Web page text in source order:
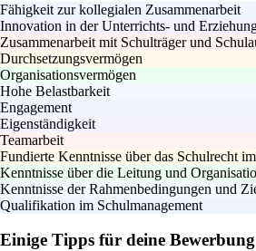
Fähigkeit zur kollegialen Zusammenarbeit
Innovation in der Unterrichts- und
Zusammenarbeit mit Schulträger und
Durchsetzungsvermögen
Organisationsvermögen
Hohe Belastbarkeit
Engagement
Eigenständigkeit
Teamarbeit
Fundierte Kenntnisse über das Schulrecht
Kenntnisse über die Leitung und
Kenntnisse der Rahmenbedingungen und
Qualifikation im Schulmanagement
Einige Tipps für deine